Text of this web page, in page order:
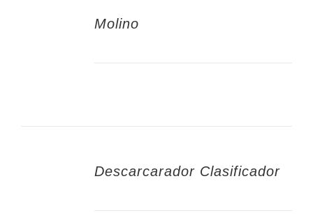
Molino
Descarcarador Clasificador